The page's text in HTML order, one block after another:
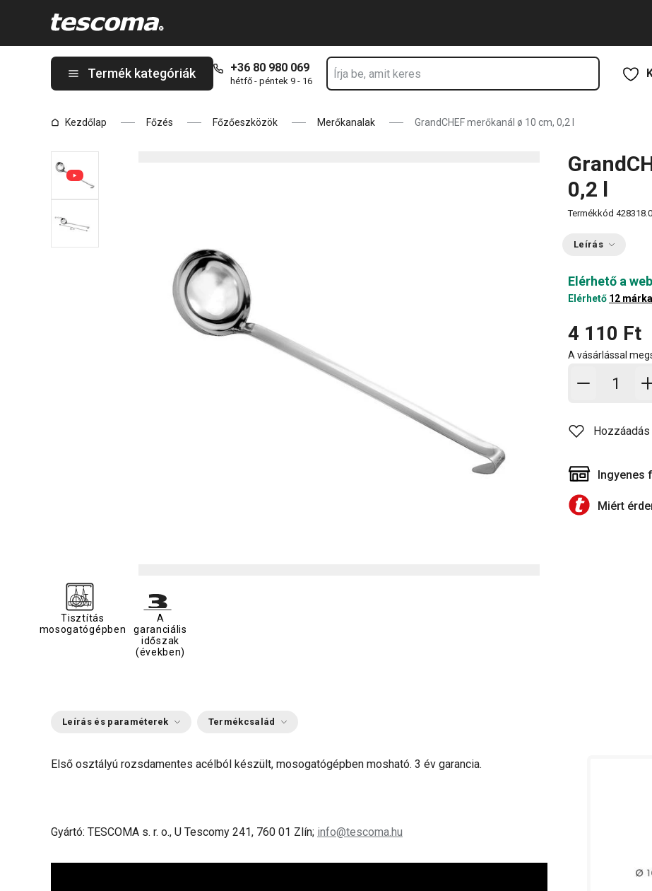
Termék kategóriák +36 80 980 069
hétfő - péntek 9 - 16
Kezdőlap Főzés Főzőeszközök Merőkanalak GrandCHEF merőkanál ø 10 cm, 0,2 l
0,2 l
Termékkód
Leírás
Elérhető a
Elérhető 12
4 110 Ft
A vásárlással
Kosárba -
Ingyenes
Miért
Tisztítás
mosogatógépben
A
garanciális
időszak
(években)
Leírás és paraméterek Termékcsalád
Első osztályú rozsdamentes acélból készült, mosogatógépben mosható. 3 év garancia.
Gyártó: TESCOMA s. r. o., U Tescomy 241, 760 01 Zlín; info@tescoma.hu